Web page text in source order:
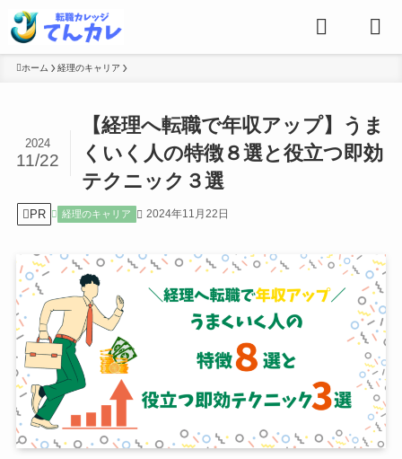
ホーム 経理のキャリア
【経理へ転職で年収アップ】うま
くいく人の特徴８選と役立つ即効
テクニック３選
2024
11/22
PR 経理のキャリア 2024年11月22日